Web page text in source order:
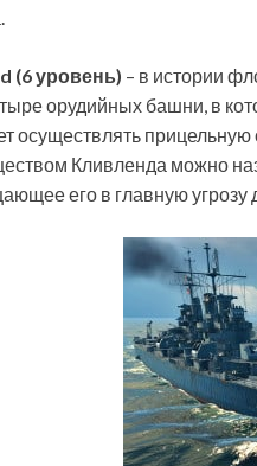
(6 уровень) – в истории
орудийных башни, в
осуществлять
Кливленда можно
его в главную угрозу